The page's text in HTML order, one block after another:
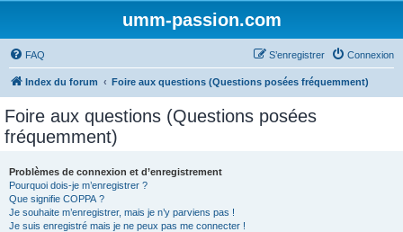
umm-passion.com
FAQ Connexion
S’enregistrer
Index du forum Foire aux questions (Questions posées fréquemment)
Foire aux questions (Questions posées
fréquemment)
Problèmes de connexion et d’enregistrement
Pourquoi dois-je m’enregistrer ?
Que signifie COPPA ?
Je souhaite m’enregistrer, mais je n’y parviens pas !
Je suis enregistré mais je ne peux pas me connecter !